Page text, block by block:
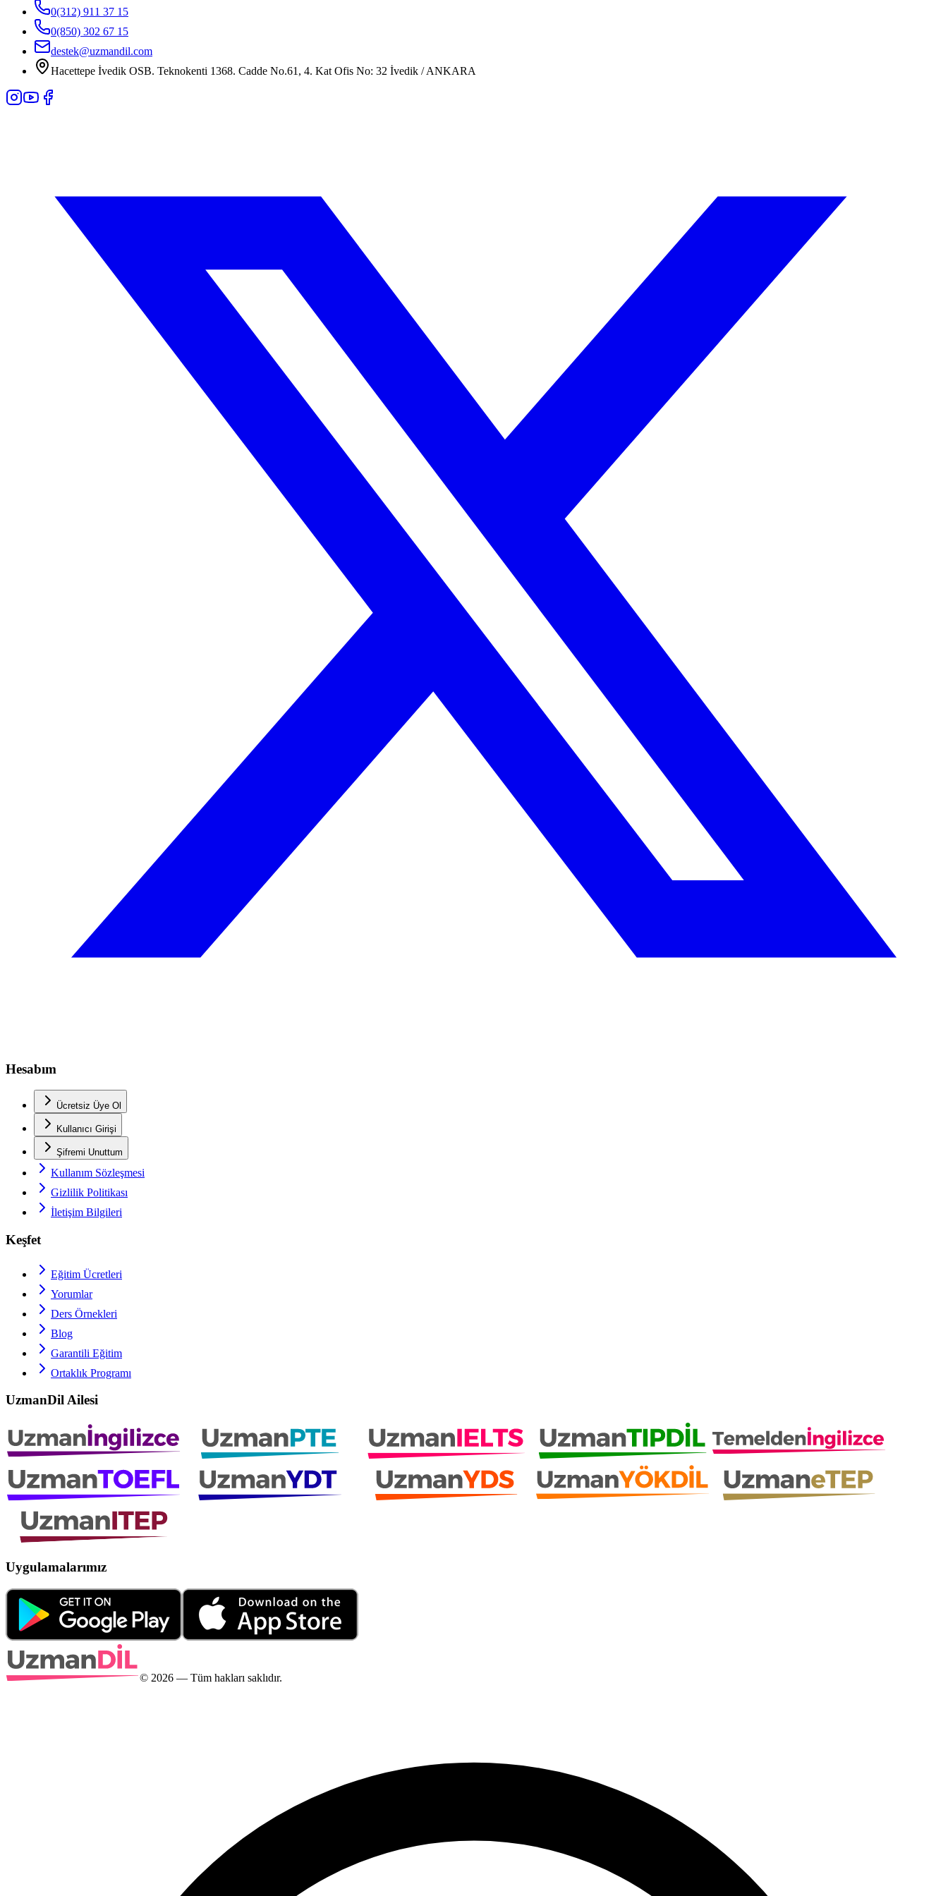
0(312) 911 37 15
0(850) 302 67 15
destek@uzmandil.com
Hacettepe İvedik OSB. Teknokenti 1368. Cadde No.61, 4. Kat Ofis No: 32 İvedik / ANKARA
Hesabım
Ücretsiz Üye Ol
Kullanıcı Girişi
Şifremi Unuttum
Kullanım Sözleşmesi
Gizlilik Politikası
İletişim Bilgileri
Keşfet
Eğitim Ücretleri
Yorumlar
Ders Örnekleri
Blog
Garantili Eğitim
Ortaklık Programı
UzmanDil Ailesi
Uygulamalarımız
© 2026 — Tüm hakları saklıdır.